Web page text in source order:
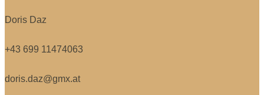
Doris Daz
+43 699 11474063
doris.daz@gmx.at